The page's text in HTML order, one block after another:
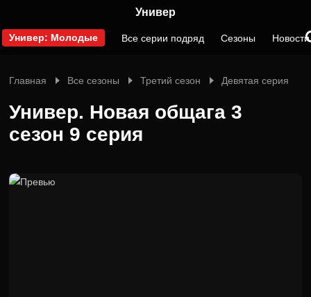
Универ
Универ: Молодые Все серии подряд Сезоны Новости
Главная Все сезоны Третий сезон Девятая серия
Универ. Новая общага 3
сезон 9 серия